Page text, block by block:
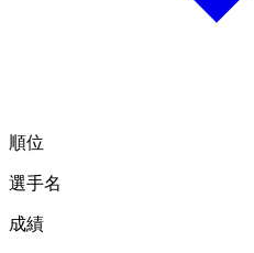
順位
選手名
成績